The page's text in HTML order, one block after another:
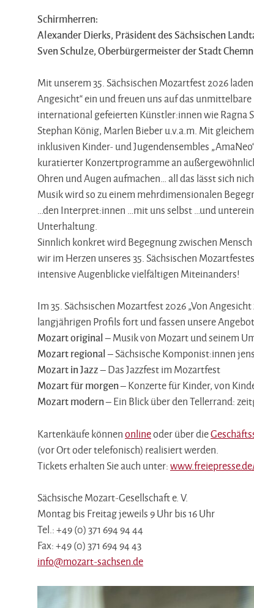
Schirmherren:
Alexander Dierks, Präsident des Sächsischen
Sven Schulze, Oberbürgermeister der Stadt
Mit unserem 35. Sächsischen Mozartfest 2026
Angesicht“ ein und freuen uns auf das
international gefeierten Künstler:innen wie Ragna
Stephan König, Marlen Bieber u.v.a.m. Mit
inklusiven Kinder- und Jugendensembles
kuratierter Konzertprogramme an
Ohren und Augen aufmachen… all das lässt sich
Musik wird so zu einem mehrdimensionalen
…den Interpret:innen …mit uns selbst …und
Unterhaltung.
Sinnlich konkret wird Begegnung zwischen
wir im Herzen unseres 35. Sächsischen
intensive Augenblicke vielfältigen Miteinanders!
Im 35. Sächsischen Mozartfest 2026 „Von
langjährigen Profils fort und fassen unsere
Mozart original– Musik von Mozart und seinem
Mozart regional– Sächsische Komponist:innen
Mozart in Jazz– Das Jazzfest im Mozartfest
Mozart für morgen– Konzerte für Kinder, von
Mozart modern– Ein Blick über den Tellerrand:
Kartenkäufe könnenonlineoder über die
(vor Ort oder telefonisch) realisiert werden.
Tickets erhalten Sie auch unter:
Sächsische Mozart-Gesellschaft e. V.
Montag bis Freitag jeweils 9 Uhr bis 16 Uhr
Tel.: +49 (0) 371 694 94 44
Fax: +49 (0) 371 694 94 43
info@mozart-sachsen.de